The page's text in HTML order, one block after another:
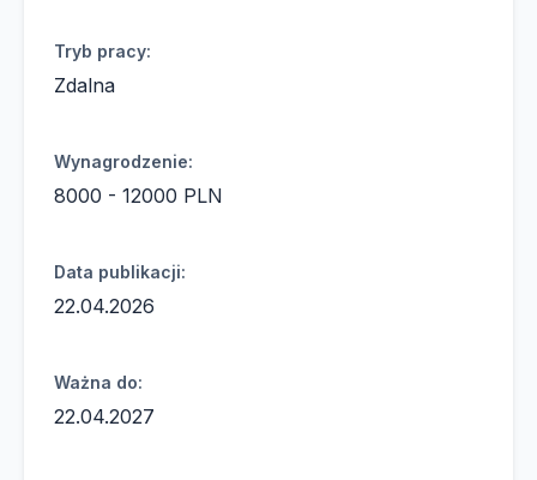
Tryb pracy:
Zdalna
Wynagrodzenie:
8000 - 12000 PLN
Data publikacji:
22.04.2026
Ważna do:
22.04.2027